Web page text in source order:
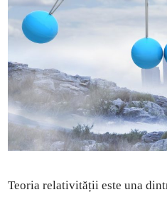
Teoria relativității este una